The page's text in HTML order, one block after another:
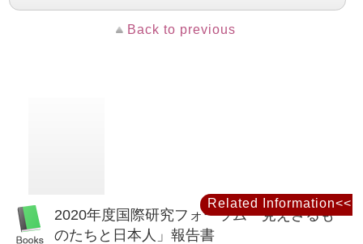
Back to previous
2020年度国際研究フォーラム「見えざるも
のたちと日本人」報告書
Related Information<<